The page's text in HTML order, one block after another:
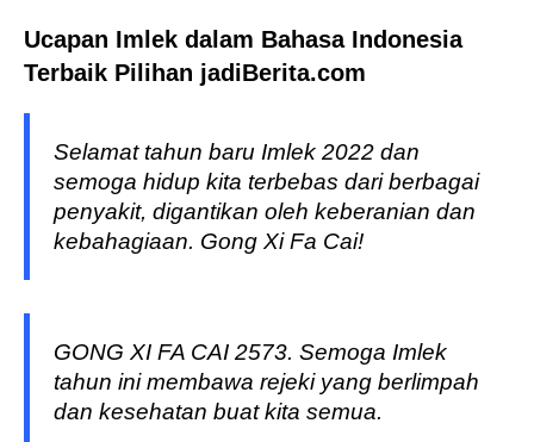
Ucapan Imlek dalam Bahasa Indonesia
Terbaik Pilihan jadiBerita.com
Selamat tahun baru Imlek 2022 dan
semoga hidup kita terbebas dari berbagai
penyakit, digantikan oleh keberanian dan
kebahagiaan. Gong Xi Fa Cai!
GONG XI FA CAI 2573. Semoga Imlek
tahun ini membawa rejeki yang berlimpah
dan kesehatan buat kita semua.